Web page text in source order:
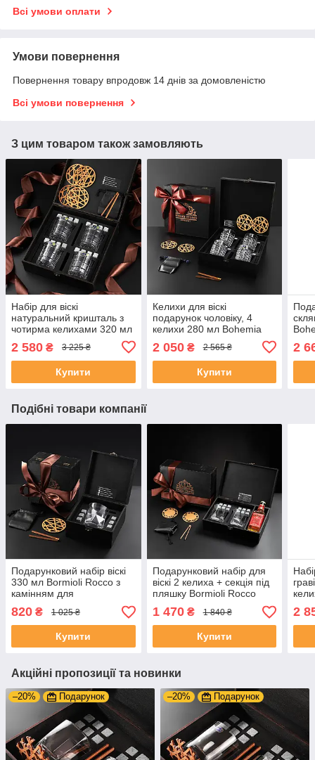
Всі умови оплати
Умови повернення
Повернення товару впродовж 14 днів за домовленістю
Всі умови повернення
З цим товаром також замовляють
Набір для віскі
натуральний кришталь з
чотирма келихами 320 мл
камінням для віскі
2 580 ₴ 3 225 ₴
Купити
Келихи для віскі
подарунок чоловіку, 4
келихи 280 мл Bohemia
Diamond в темному дереві
2 050₴ 2 565 ₴
Купити
2
Подібні товари компанії
Подарунковий набір віскі
330 мл Bormioli Rocco з
камінням для
охолодження напою
820 ₴ 1 025 ₴
Купити
Подарунковий набір для
віскі 2 келиха + секція під
пляшку Bormioli Rocco
Cassiopea у дерев'яній
коробці | келихи 410 мл
1 470₴ 1 840 ₴
Купити
2
Акційні пропозиції та новинки
–20% Подарунок –20% Подарунок